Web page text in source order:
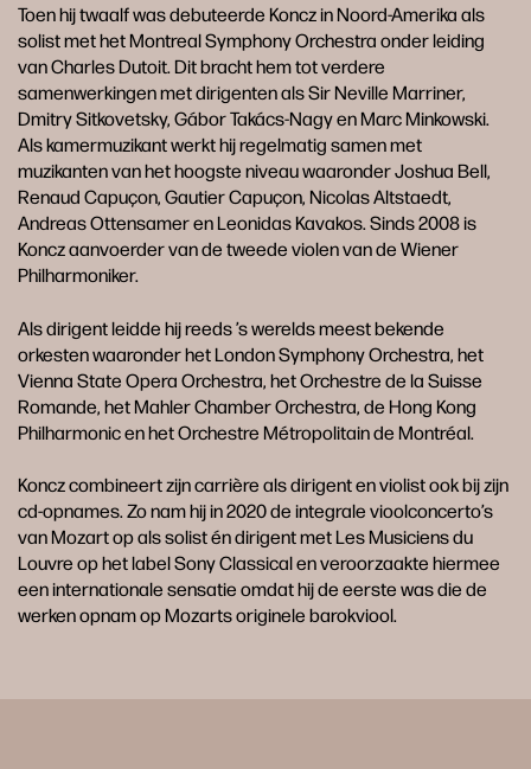
Toen hij twaalf was debuteerde Koncz in Noord-Amerika als
solist met het Montreal Symphony Orchestra onder leiding
van Charles Dutoit. Dit bracht hem tot verdere
samenwerkingen met dirigenten als Sir Neville Marriner,
Dmitry Sitkovetsky, Gábor Takács-Nagy en Marc Minkowski.
Als kamermuzikant werkt hij regelmatig samen met
muzikanten van het hoogste niveau waaronder Joshua Bell,
Renaud Capuçon, Gautier Capuçon, Nicolas Altstaedt,
Andreas Ottensamer en Leonidas Kavakos. Sinds 2008 is
Koncz aanvoerder van de tweede violen van de Wiener
Philharmoniker.
Als dirigent leidde hij reeds ’s werelds meest bekende
orkesten waaronder het London Symphony Orchestra, het
Vienna State Opera Orchestra, het Orchestre de la Suisse
Romande, het Mahler Chamber Orchestra, de Hong Kong
Philharmonic en het Orchestre Métropolitain de Montréal.
Koncz combineert zijn carrière als dirigent en violist ook bij zijn
cd-opnames. Zo nam hij in 2020 de integrale vioolconcerto’s
van Mozart op als solist én dirigent met Les Musiciens du
Louvre op het label Sony Classical en veroorzaakte hiermee
een internationale sensatie omdat hij de eerste was die de
werken opnam op Mozarts originele barokviool.